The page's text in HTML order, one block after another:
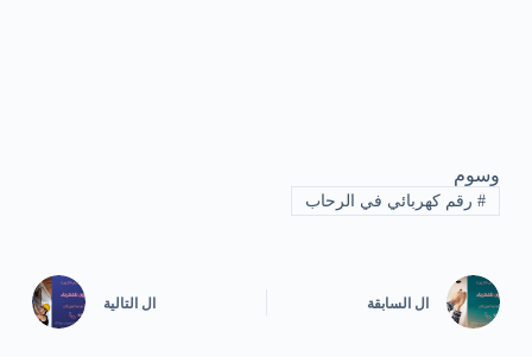
وسوم
#رقم كهربائي في الرحاب
ال السابقة ال التالية